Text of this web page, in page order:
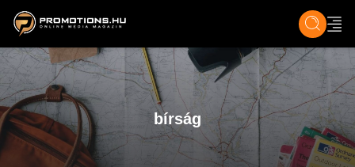
ZENE, FILM & KULT ÉLET TECH &
bírság